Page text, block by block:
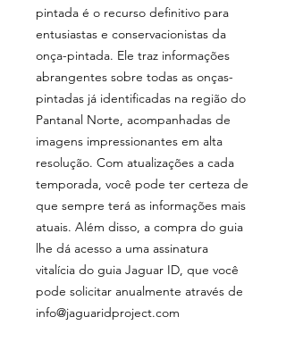
pintada é o recurso definitivo para
entusiastas e conservacionistas da
onça-pintada. Ele traz informações
abrangentes sobre todas as onças-
pintadas já identificadas na região do
Pantanal Norte, acompanhadas de
imagens impressionantes em alta
resolução. Com atualizações a cada
temporada, você pode ter certeza de
que sempre terá as informações mais
atuais. Além disso, a compra do guia
lhe dá acesso a uma assinatura
vitalícia do guia Jaguar ID, que você
pode solicitar anualmente através de
info@jaguaridproject.com